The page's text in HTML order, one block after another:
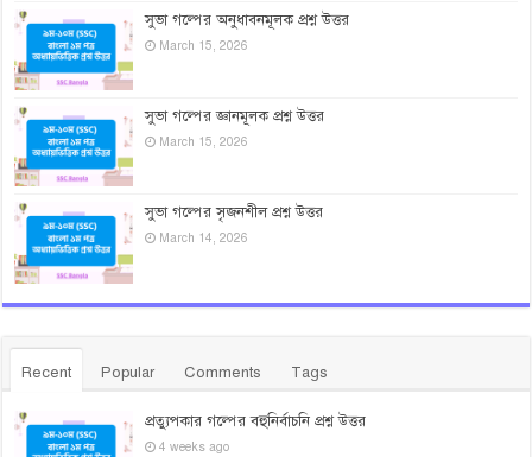
সুভা গল্পের অনুধাবনমূলক প্রশ্ন উত্তর
March 15, 2026
সুভা গল্পের জ্ঞানমূলক প্রশ্ন উত্তর
March 15, 2026
সুভা গল্পের সৃজনশীল প্রশ্ন উত্তর
March 14, 2026
Recent Popular Comments Tags
প্রত্যুপকার গল্পের বহুনির্বাচনি প্রশ্ন উত্তর
4 weeks ago